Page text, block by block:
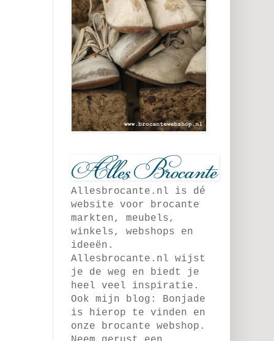
Allesbrocante.nl is dé
website voor brocante
markten, meubels,
winkels, webshops en
ideeën.
Allesbrocante.nl wijst
je de weg en biedt je
heel veel inspiratie.
Ook mijn blog: Bonjade
is hierop te vinden en
onze brocante webshop.